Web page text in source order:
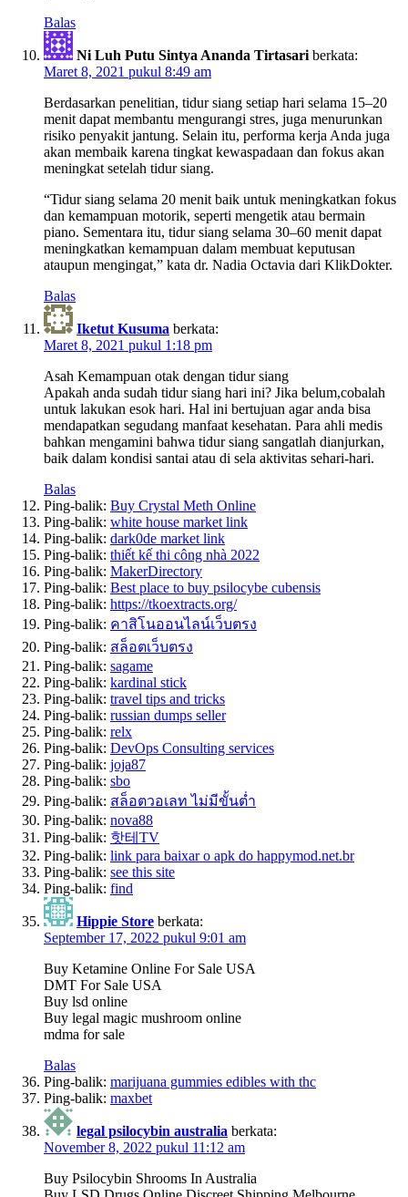
Balas
Ni Luh Putu Sintya Ananda Tirtasari berkata:
Maret 8, 2021 pukul 8:49 am
Berdasarkan penelitian, tidur siang setiap hari selama 15–20
menit dapat membantu mengurangi stres, juga menurunkan
risiko penyakit jantung. Selain itu, performa kerja Anda juga
akan membaik karena tingkat kewaspadaan dan fokus akan
meningkat setelah tidur siang.
“Tidur siang selama 20 menit baik untuk meningkatkan fokus
dan kemampuan motorik, seperti mengetik atau bermain
piano. Sementara itu, tidur siang selama 30–60 menit dapat
meningkatkan kemampuan dalam membuat keputusan
ataupun mengingat,” kata dr. Nadia Octavia dari KlikDokter.
Balas
Iketut Kusuma berkata:
Maret 8, 2021 pukul 1:18 pm
Asah Kemampuan otak dengan tidur siang
Apakah anda sudah tidur siang hari ini? Jika belum,cobalah
untuk lakukan esok hari. Hal ini bertujuan agar anda bisa
mendapatkan segudang manfaat kesehatan. Para ahli medis
bahkan mengamini bahwa tidur siang sangatlah dianjurkan,
baik dalam kondisi santai atau di sela aktivitas sehari-hari.
Balas
Ping-balik: Buy Crystal Meth Online
Ping-balik: white house market link
Ping-balik: dark0de market link
Ping-balik: thiết kế thi công nhà 2022
Ping-balik: MakerDirectory
Ping-balik: Best place to buy psilocybe cubensis
Ping-balik: https://tkoextracts.org/
Ping-balik: คาสิโนออนไลน์เว็บตรง
Ping-balik: สล็อตเว็บตรง
Ping-balik: sagame
Ping-balik: kardinal stick
Ping-balik: travel tips and tricks
Ping-balik: russian dumps seller
Ping-balik: relx
Ping-balik: DevOps Consulting services
Ping-balik: joja87
Ping-balik: sbo
Ping-balik: สล็อตวอเลท ไม่มีขั้นต่ำ
Ping-balik: nova88
Ping-balik: 핫테TV
Ping-balik: link para baixar o apk do happymod.net.br
Ping-balik: see this site
Ping-balik: find
Hippie Store berkata:
September 17, 2022 pukul 9:01 am
Buy Ketamine Online For Sale USA
DMT For Sale USA
Buy lsd online
Buy legal magic mushroom online
mdma for sale
Balas
Ping-balik: marijuana gummies edibles with thc​
Ping-balik: maxbet
legal psilocybin australia berkata:
November 8, 2022 pukul 11:12 am
Buy Psilocybin Shrooms In Australia